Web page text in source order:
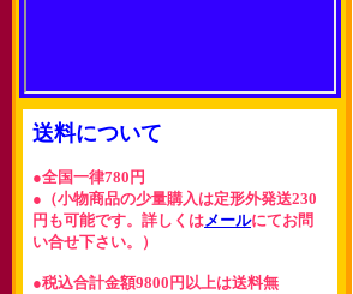
送料について
●全国一律780円
●（小物商品の少量購入は定形外発送230
円も可能です。詳しくはメールにてお問
い合せ下さい。）
●税込合計金額9800円以上は送料無